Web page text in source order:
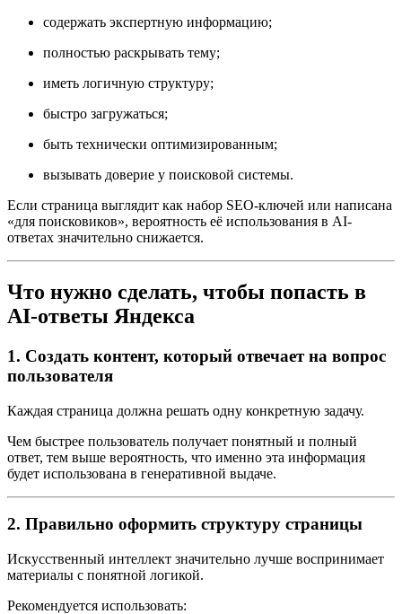
содержать экспертную информацию;
полностью раскрывать тему;
иметь логичную структуру;
быстро загружаться;
быть технически оптимизированным;
вызывать доверие у поисковой системы.
Если страница выглядит как набор SEO-ключей или написана
«для поисковиков», вероятность её использования в AI-
ответах значительно снижается.
Что нужно сделать, чтобы попасть в
AI-ответы Яндекса
1. Создать контент, который отвечает на вопрос
пользователя
Каждая страница должна решать одну конкретную задачу.
Чем быстрее пользователь получает понятный и полный
ответ, тем выше вероятность, что именно эта информация
будет использована в генеративной выдаче.
2. Правильно оформить структуру страницы
Искусственный интеллект значительно лучше воспринимает
материалы с понятной логикой.
Рекомендуется использовать: